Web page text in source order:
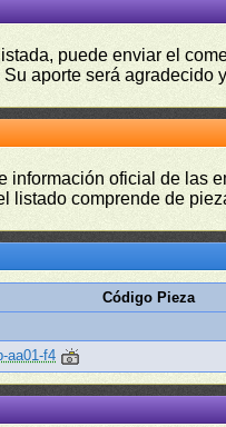
puede enviar el
aporte será agradecido
información oficial de las
listado comprende de
Código Pieza
aa01-f4